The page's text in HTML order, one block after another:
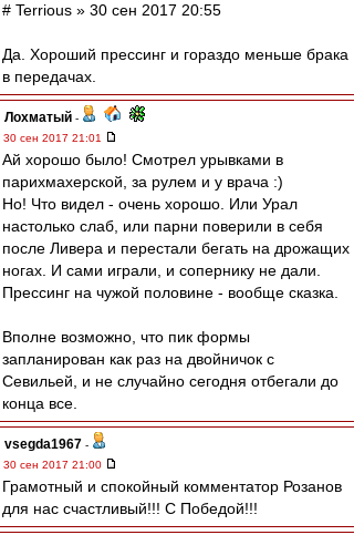
# Terrious » 30 сен 2017 20:55
Да. Хороший прессинг и гораздо меньше брака
в передачах.
Лохматый -
30 сен 2017 21:01
Ай хорошо было! Смотрел урывками в
парихмахерской, за рулем и у врача :)
Но! Что видел - очень хорошо. Или Урал
настолько слаб, или парни поверили в себя
после Ливера и перестали бегать на дрожащих
ногах. И сами играли, и сопернику не дали.
Прессинг на чужой половине - вообще сказка.
Вполне возможно, что пик формы
запланирован как раз на двойничок с
Севильей, и не случайно сегодня отбегали до
конца все.
vsegda1967 -
30 сен 2017 21:00
Грамотный и спокойный комментатор Розанов
для нас счастливый!!! С Победой!!!